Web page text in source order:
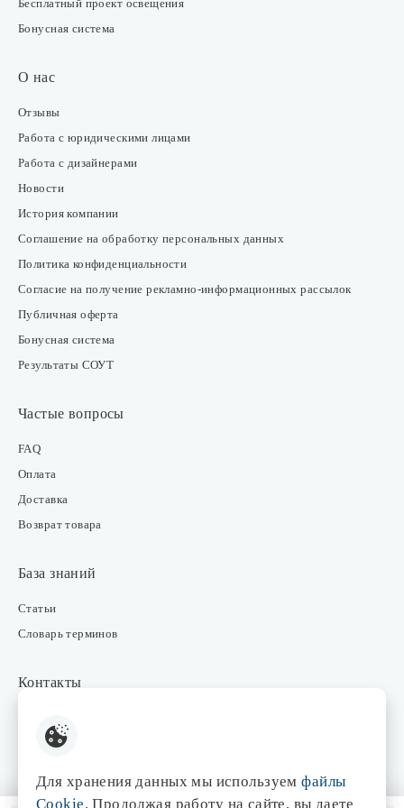
Бесплатный проект освещения
Бонусная система
О нас
Отзывы
Работа с юридическими лицами
Работа с дизайнерами
Новости
История компании
Соглашение на обработку персональных данных
Политика конфиденциальности
Согласие на получение рекламно-информационных рассылок
Публичная оферта
Бонусная система
Результаты СОУТ
Частые вопросы
FAQ
Оплата
Доставка
Возврат товара
База знаний
Статьи
Словарь терминов
Контакты
Интернет-магазин
Отдел маркетинга
Для хранения данных мы используемфайлы
Cookie. Продолжая работу на сайте, вы даете